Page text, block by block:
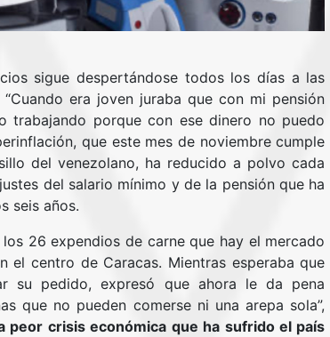
sigue despertándose todos los días a las
era joven juraba que con mi pensión
trabajando porque con ese dinero no puedo
que este mes de noviembre cumple
del venezolano, ha reducido a polvo cada
del salario mínimo y de la pensión que ha
seis años.
26 expendios de carne que hay el mercado
el centro de Caracas. Mientras esperaba que
su pedido, expresó que ahora le da pena
que no pueden comerse ni una arepa sola”,
peor crisis económica que ha sufrido el país